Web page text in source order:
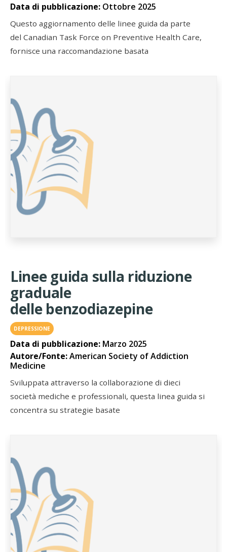
Data di pubblicazione: Ottobre 2025
Questo aggiornamento delle linee guida da parte
del Canadian Task Force on Preventive Health Care,
fornisce una raccomandazione basata
Linee guida sulla riduzione
graduale
delle benzodiazepine
DEPRESSIONE
Data di pubblicazione: Marzo 2025
Autore/Fonte:American Society of Addiction
Medicine
Sviluppata attraverso la collaborazione di dieci
società mediche e professionali, questa linea guida si
concentra su strategie basate